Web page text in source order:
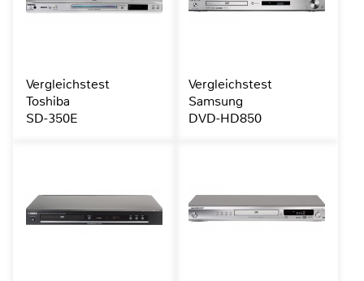
Vergleichstest
Toshiba
SD-350E
Vergleichstest
Samsung
DVD-HD850